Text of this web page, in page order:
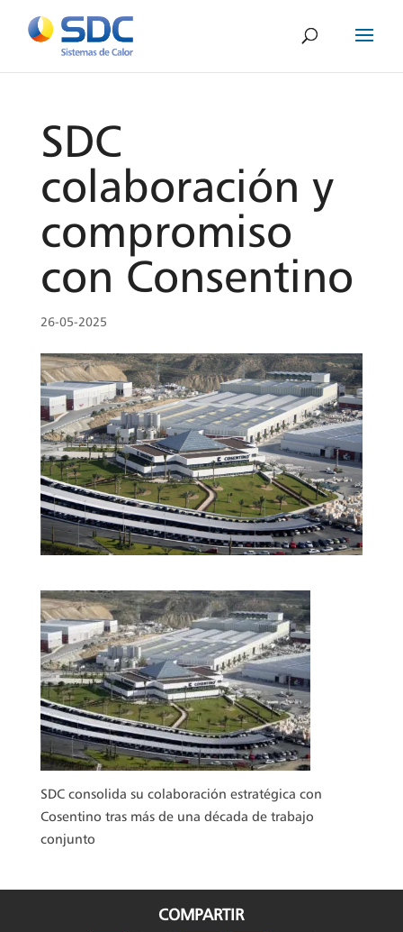
SDC
colaboración y
compromiso
con Consentino
26-05-2025
SDC consolida su colaboración estratégica con
Cosentino tras más de una década de trabajo
conjunto
COMPARTIR